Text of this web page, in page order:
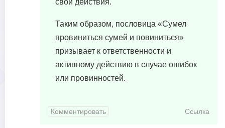
свои действия.
Таким образом, пословица «Сумел
провиниться сумей и повиниться»
призывает к ответственности и
активному действию в случае ошибок
или провинностей.
Комментировать Ссылка